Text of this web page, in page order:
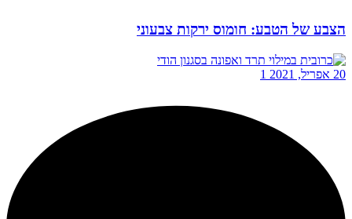
הצבע של הטבע: חומוס ירקות צבעוני
20 אפריל, 2021 1